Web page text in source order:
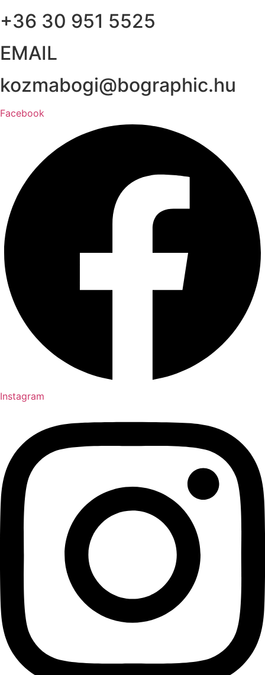
+36 30 951 5525
EMAIL
kozmabogi@bographic.hu
Facebook
Instagram